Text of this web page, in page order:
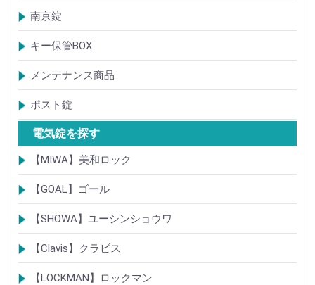
防犯簡易錠
防犯サムターン
ガードプレート・Lフロント
その他
南京錠
【ALPHA】アルファ
【ABUS】アバス
その他
キー保管BOX
大型キーBOX
小型キーBOX
メンテナンス商品
鍵の潤滑剤
サッシ調整ツール
ポスト錠
【Tajima(MET)】
【DAIKEN】
【コーワソニア】
【キョーワナスタ】
【リンタツ】
その他
電気錠を探す
【MIWA】美和ロック
電気錠・電気ストライク
通電金具
制御器・操作器
電材・その他
BANシリーズ
非接触キー・IDカード
Raccessシリーズ
ノンタッチシリーズ
iELシリーズ
FKL・FeliCa・MIFARE
キースイッチ
補修品・代替品
【GOAL】ゴール
電気錠
通電金具
電気錠システム製品
キースイッチ
【SHOWA】ユーシンショウワ
電気錠・電気ストライク
電気錠システム製品
キースイッチ
【Clavis】クラビス
電気錠
電気錠システム製品
Tebra(ハンズフリー)
キースイッチ
【LOCKMAN】ロックマン